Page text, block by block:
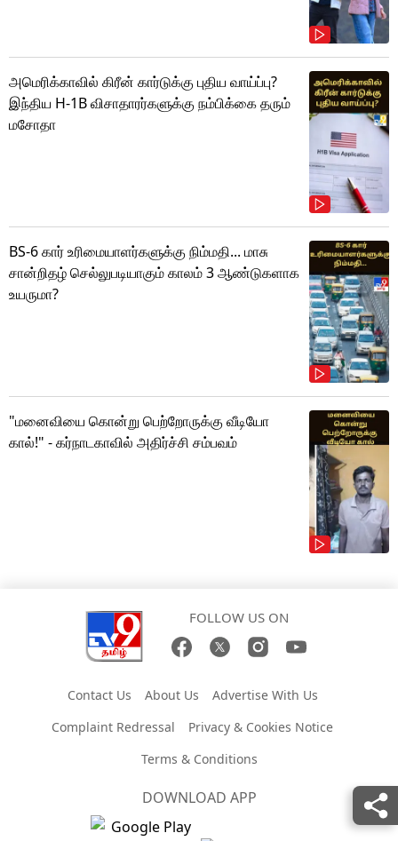
அமெரிக்காவில் கிரீன் கார்டுக்கு புதிய வாய்ப்பு?
இந்திய H-1B விசாதாரர்களுக்கு நம்பிக்கை தரும்
மசோதா
BS-6 கார் உரிமையாளர்களுக்கு நிம்மதி... மாசு
சான்றிதழ் செல்லுபடியாகும் காலம் 3 ஆண்டுகளாக
உயருமா?
"மனைவியை கொன்று பெற்றோருக்கு வீடியோ
கால்!" - கர்நாடகாவில் அதிர்ச்சி சம்பவம்
FOLLOW US ON
Contact Us About Us
Advertise With Us
Complaint Redressal
Privacy & Cookies Notice
Terms & Conditions
DOWNLOAD APP